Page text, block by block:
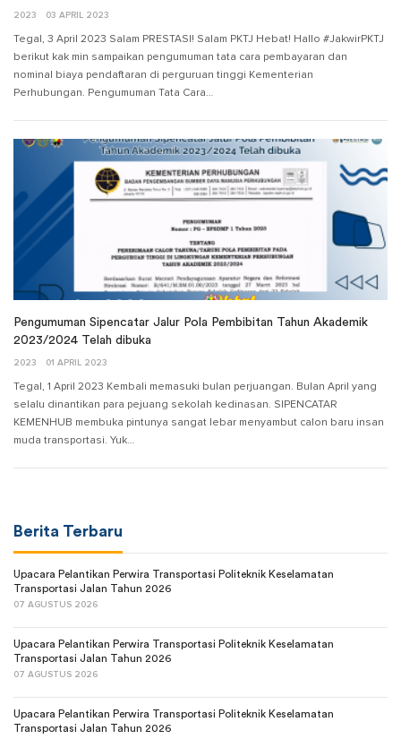
2023 03 APRIL 2023
Tegal, 3 April 2023 Salam PRESTASI! Salam PKTJ Hebat! Hallo #JakwirPKTJ
berikut kak min sampaikan pengumuman tata cara pembayaran dan
nominal biaya pendaftaran di perguruan tinggi Kementerian
Perhubungan. Pengumuman Tata Cara…
Pengumuman Sipencatar Jalur Pola Pembibitan Tahun Akademik
2023/2024 Telah dibuka
2023 01 APRIL 2023
Tegal, 1 April 2023 Kembali memasuki bulan perjuangan. Bulan April yang
selalu dinantikan para pejuang sekolah kedinasan. SIPENCATAR
KEMENHUB membuka pintunya sangat lebar menyambut calon baru insan
muda transportasi. Yuk…
Berita Terbaru
Upacara Pelantikan Perwira Transportasi Politeknik Keselamatan
Transportasi Jalan Tahun 2026
07 AGUSTUS 2026
Upacara Pelantikan Perwira Transportasi Politeknik Keselamatan
Transportasi Jalan Tahun 2026
07 AGUSTUS 2026
Upacara Pelantikan Perwira Transportasi Politeknik Keselamatan
Transportasi Jalan Tahun 2026